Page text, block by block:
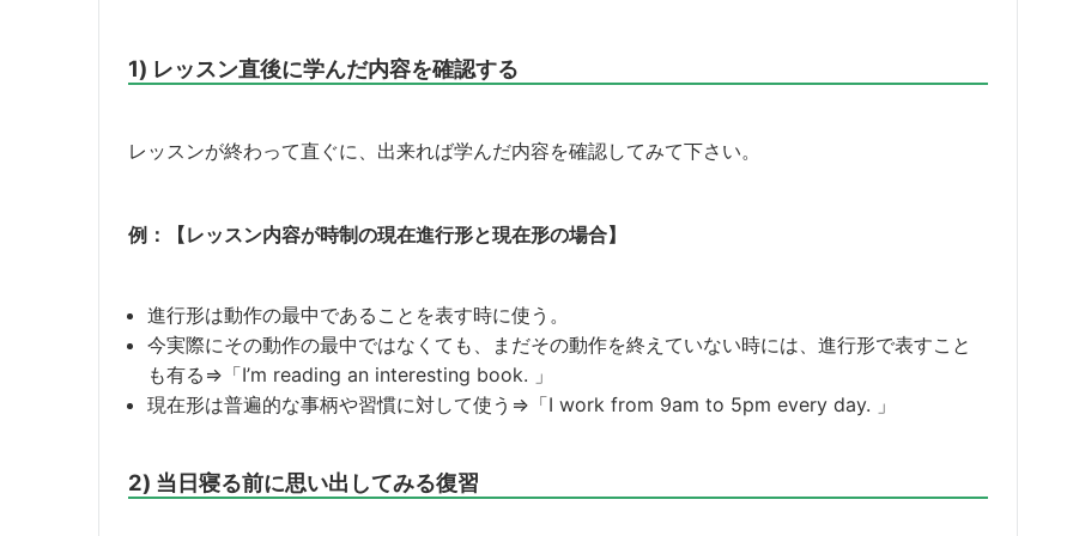
1) レッスン直後に学んだ内容を確認する
レッスンが終わって直ぐに、出来れば学んだ内容を確認してみて下さい。
例：【レッスン内容が時制の現在進行形と現在形の場合】
進行形は動作の最中であることを表す時に使う。
今実際にその動作の最中ではなくても、まだその動作を終えていない時には、進行形で表すこと
も有る⇒「I’m reading an interesting book. 」
現在形は普遍的な事柄や習慣に対して使う⇒「I work from 9am to 5pm every day. 」
2) 当日寝る前に思い出してみる復習